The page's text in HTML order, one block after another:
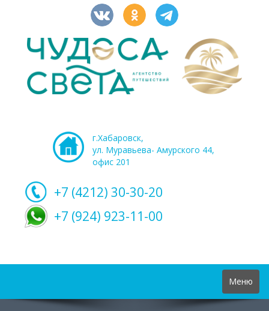
г.Хабаровск,
ул. Муравьева- Амурского 44,
офис 201
+7 (4212) 30-30-20
+7 (924) 923-11-00
Toggle
navigation
Меню